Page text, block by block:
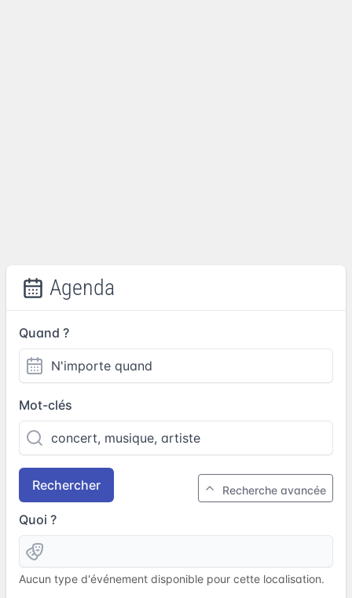
Agenda
Quand ?
Mot-clés
Rechercher Recherche avancée
Quoi ?
Aucun type d'événement disponible pour cette localisation.